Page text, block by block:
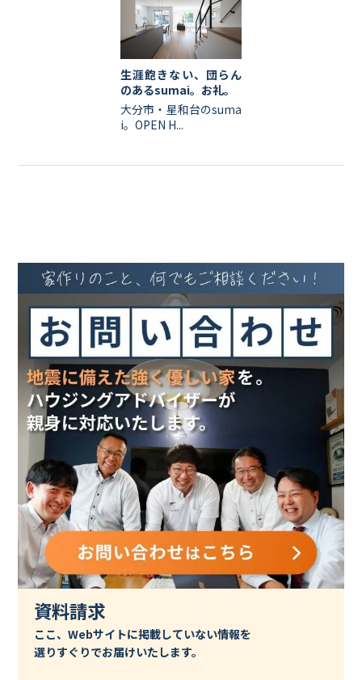
生涯飽きない、団らん
のあるsumai。お礼。
大分市・星和台のsuma
i。OPEN H...
資料請求
ここ、Webサイトに掲載していない情報を
選りすぐりでお届けいたします。